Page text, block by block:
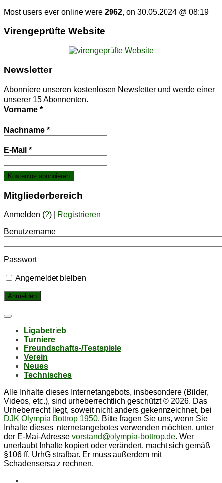
Most users ever online were 2962, on 30.05.2024 @ 08:19
Vi­ren­ge­prüf­te Website
News­let­ter
Abonniere unseren kostenlosen Newsletter und werde einer
unserer 15 Abonnenten.
Vorname *
Nachname *
E-Mail *
Mit­glie­der­be­reich
Anmelden (?) |
Registrieren
Benutzername
Passwort
Angemeldet bleiben
Li­ga­be­trieb
Tur­nie­re
Freund­schafts-/Test­spie­le
Ver­ein
Neu­es
Tech­ni­sches
Alle Inhalte dieses Internetangebots, insbesondere (Bilder,
Videos, etc.), sind urheberrechtlich geschützt © 2026. Das
Urheberrecht liegt, soweit nicht anders gekennzeichnet, bei
DJK Olympia Bottrop 1950. Bitte fragen Sie uns, wenn Sie
Inhalte dieses Internetangebotes verwenden möchten, unter
der E-Mai-Adresse vorstand@olympia-bottrop.de. Wer
unerlaubt Inhalte kopiert oder verändert, macht sich gemäß
§106 ff. UrhG strafbar. Er muss außerdem mit
Schadensersatz rechnen.